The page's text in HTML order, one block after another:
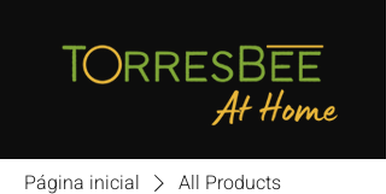
Página inicial All Products